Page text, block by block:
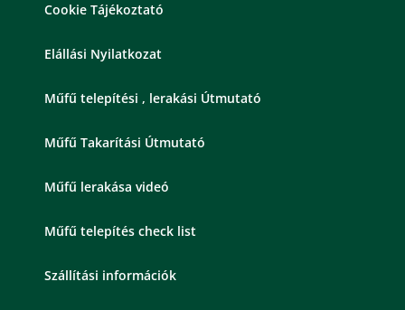
Cookie Tájékoztató
Elállási Nyilatkozat
Műfű telepítési , lerakási Útmutató
Műfű Takarítási Útmutató
Műfű lerakása videó
Műfű telepítés check list
Szállítási információk